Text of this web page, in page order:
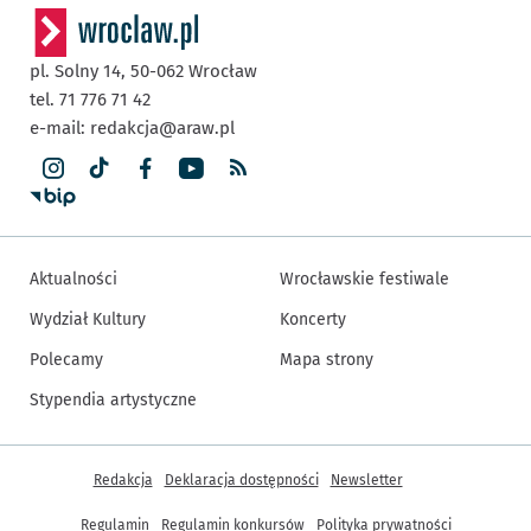
pl. Solny 14, 50-062 Wrocław
tel. 71 776 71 42
e-mail: redakcja@araw.pl
Aktualności
Wydział Kultury
Polecamy
Stypendia artystyczne
Wrocławskie festiwale
Koncerty
Mapa strony
Inne informacje
Redakcja Deklaracja dostępności Newsletter
Regulamin Regulamin konkursów Polityka prywatności